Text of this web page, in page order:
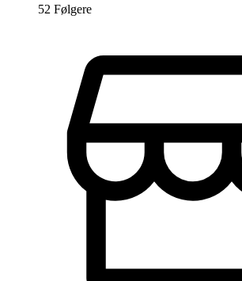
52 Følgere